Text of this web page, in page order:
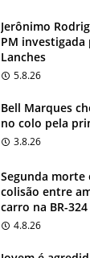
Jerônimo
PM investigada
Lanches
5.8.26
Bell Marques
no colo pela
3.8.26
Segunda morte
colisão entre
carro na BR-324
4.8.26